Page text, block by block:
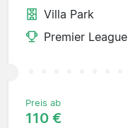
Villa Park
Premier League
Preis ab
110 €